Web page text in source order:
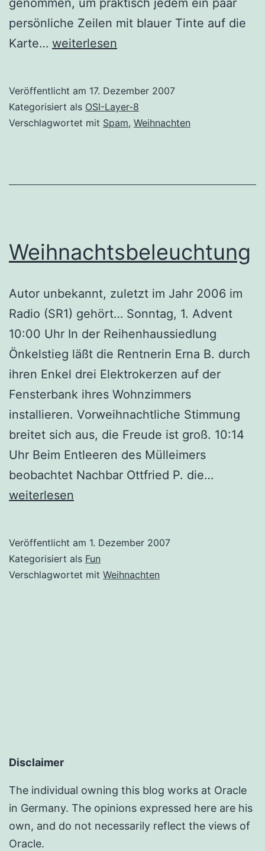
persönliche Zeilen mit blauer Tinte auf die
Karte… Weihnachtskarten
weiterlesen
Veröffentlicht am 17. Dezember 2007
Kategorisiert als OSI-Layer-8
Verschlagwortet mit Spam, Weihnachten
Weihnachtsbeleuchtung
Autor unbekannt, zuletzt im Jahr 2006 im
Radio (SR1) gehört… Sonntag, 1. Advent
10:00 Uhr In der Reihenhaussiedlung
Önkelstieg läßt die Rentnerin Erna B. durch
ihren Enkel drei Elektrokerzen auf der
Fensterbank ihres Wohnzimmers
installieren. Vorweihnachtliche Stimmung
breitet sich aus, die Freude ist groß. 10:14
Uhr Beim Entleeren des Mülleimers
beobachtet Nachbar Ottfried P. die…
weiterlesen
Veröffentlicht am 1. Dezember 2007
Kategorisiert als Fun
Verschlagwortet mit Weihnachten
Disclaimer
The individual owning this blog works at Oracle
in Germany. The opinions expressed here are his
own, and do not necessarily reflect the views of
Oracle.